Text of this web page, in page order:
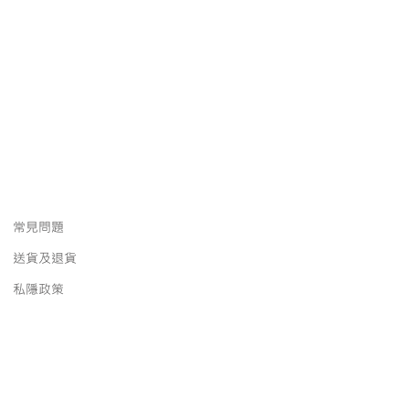
常見問題
送貨及退貨
私隱政策